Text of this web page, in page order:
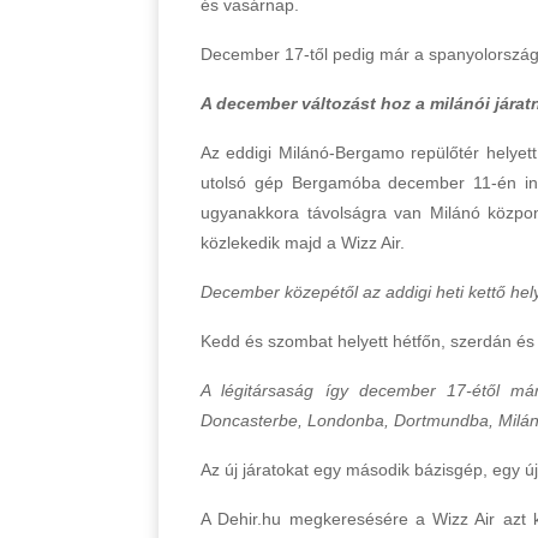
és vasárnap.
December 17-től pedig már a
A december változást hoz a milánói
Az eddigi Milánó-Bergamo repülőtér
utolsó gép Bergamóba december 11-én
ugyanakkora távolságra van Milánó
közlekedik majd a Wizz Air.
December közepétől az addigi heti kettő
Kedd és szombat helyett hétfőn, szerdán
A légitársaság így december 17-étől
Doncasterbe, Londonba, Dortmundba,
Az új járatokat egy második bázisgép, egy
A Dehir.hu megkeresésére a Wizz Air azt